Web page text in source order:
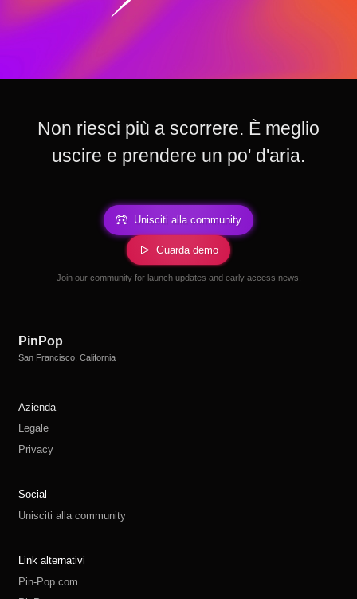
Non riesci più a scorrere. È meglio
uscire e prendere un po' d'aria.
Unisciti alla community
Guarda demo
Join our community for launch updates and early access news.
PinPop
San Francisco, California
Azienda
Legale
Privacy
Social
Unisciti alla community
Link alternativi
Pin-Pop.com